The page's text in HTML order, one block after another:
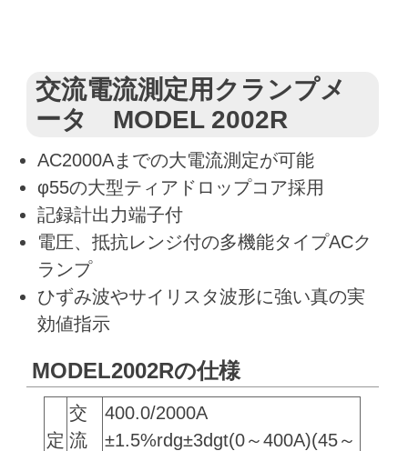
交流電流測定用クランプメ
ータ
MODEL 2002R
AC2000Aまでの大電流測定が可能
φ55の大型ティアドロップコア採用
記録計出力端子付
電圧、抵抗レンジ付の多機能タイプACク
ランプ
ひずみ波やサイリスタ波形に強い真の実
効値指示
MODEL2002Rの仕様
定
交
流
400.0/2000A
±1.5%rdg±3dgt(0～400A)(45～